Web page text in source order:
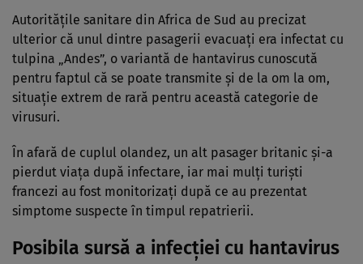
Autoritățile sanitare din Africa de Sud au precizat
ulterior că unul dintre pasagerii evacuați era infectat cu
tulpina „Andes”, o variantă de hantavirus cunoscută
pentru faptul că se poate transmite și de la om la om,
situație extrem de rară pentru această categorie de
virusuri.
În afară de cuplul olandez, un alt pasager britanic și-a
pierdut viața după infectare, iar mai mulți turiști
francezi au fost monitorizați după ce au prezentat
simptome suspecte în timpul repatrierii.
Posibila sursă a infecției cu hantavirus